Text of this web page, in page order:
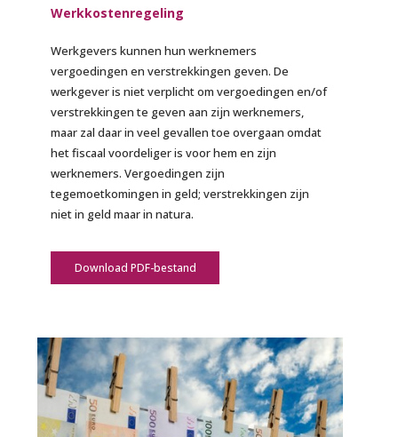
Werkkostenregeling
Werkgevers kunnen hun werknemers
vergoedingen en verstrekkingen geven. De
werkgever is niet verplicht om vergoedingen en/of
verstrekkingen te geven aan zijn werknemers,
maar zal daar in veel gevallen toe overgaan omdat
het fiscaal voordeliger is voor hem en zijn
werknemers. Vergoedingen zijn
tegemoetkomingen in geld; verstrekkingen zijn
niet in geld maar in natura.
Download PDF-bestand